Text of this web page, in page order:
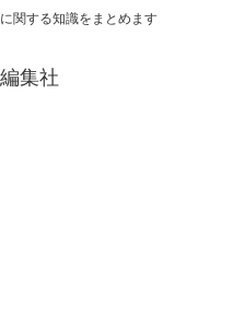
関する知識をまとめます
集社